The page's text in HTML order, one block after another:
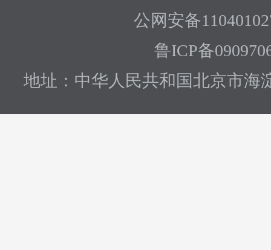
公网安备
鲁ICP备
地址：中华人民共和国北京市海